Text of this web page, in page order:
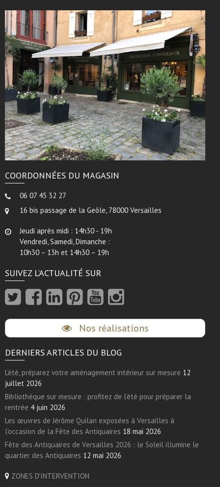
COORDONNÉES DU MAGASIN
06 07 45 32 27
16 bis passage de la Geôle, 78000 Versailles
Jeudi après midi : 14h30 - 19h
Vendredi, Samedi, Dimanche :
10h30 – 13h et 14h30 – 19h
SUIVEZ L’ACTUALITÉ SUR
Nos réalisations
DERNIERS ARTICLES DU BLOG
L’été, préparez votre aménagement intérieur sur mesure 12
juillet 2026
Bibliothèque sur mesure : profitez de l’été pour préparer la
rentrée 4 juin 2026
Les œuvres de Jérôme Quilan exposées à Versailles à
l’occasion de la Fête des Antiquaires 18 mai 2026
Fête des Antiquaires de Versailles 2026 : le Soleil illumine le
quartier des Antiquaires 12 mai 2026
ZONES D'INTERVENTION